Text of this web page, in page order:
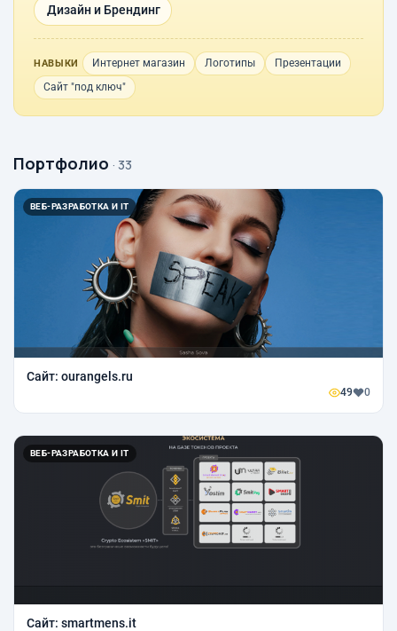
Дизайн и Брендинг
НАВЫКИ Интернет магазин Логотипы
Презентации
Сайт "под ключ"
Портфолио · 33
ВЕБ-РАЗРАБОТКА И IT
Сайт: ourangels.ru
49 0
ВЕБ-РАЗРАБОТКА И IT
Сайт: smartmens.it